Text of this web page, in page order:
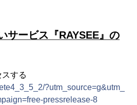
サービス『RAYSEE』の
する
?utm_source=g&utm_
pressrelease-8